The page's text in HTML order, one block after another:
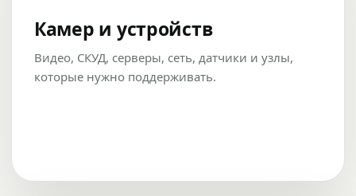
Камер и устройств
Видео, СКУД, серверы, сеть, датчики и узлы,
которые нужно поддерживать.